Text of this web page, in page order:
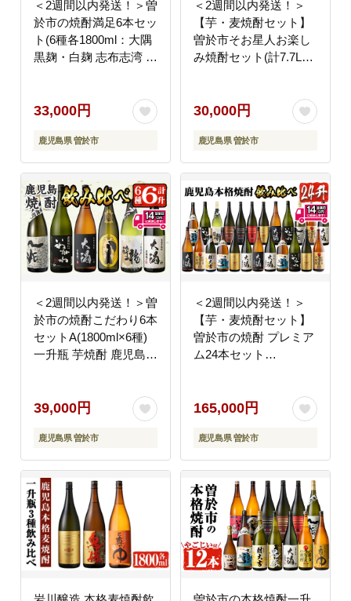
＜2週間以内発送！＞曽
於市の焼酎満足6本セッ
ト(6種各1800ml：大隅
黒麹・白麹 志布志湾 い
v03
33,000円
鹿児島県 曽於市
＜2週間以内発送！＞
【芋・麦焼酎セット】
曽於市そお星人お楽し
み焼酎セット(計7.7L以
30,000円
鹿児島県 曽於市
＜2週間以内発送！＞曽
於市の焼酎こだわり6本
セットA(1800ml×6種)
一升瓶 芋焼酎 鹿児島
39,000円
鹿児島県 曽於市
＜2週間以内発送！＞
【芋・麦焼酎セット】
曽於市の焼酎 プレミア
ム24本セット
【山元商店】E11-v02
165,000円
鹿児島県 曽於市